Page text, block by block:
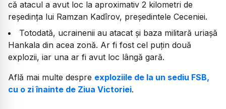
că atacul a avut loc la aproximativ 2 kilometri de
reședința lui Ramzan Kadîrov, președintele Ceceniei.
Totodată, ucrainenii au atacat și baza militară uriașă
Hankala din acea zonă. Ar fi fost cel puțin două
explozii, iar una ar fi avut loc lângă gară.
Află mai multe despre exploziile de la un sediu FSB,
cu o zi înainte de Ziua Victoriei.